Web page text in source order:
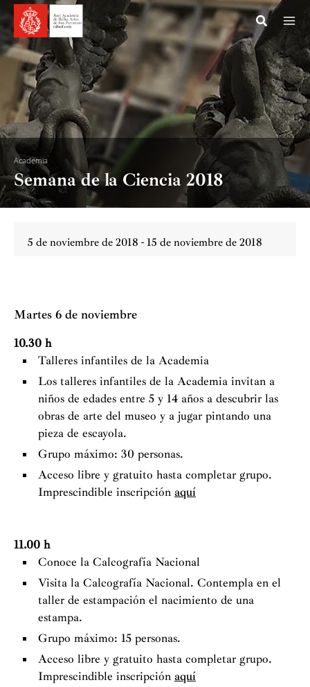
contenido
Academia
Semana de la Ciencia 2018
5 de noviembre de 2018 - 15 de noviembre de 2018
Martes 6 de noviembre
10.30 h
Talleres infantiles de la Academia
Los talleres infantiles de la Academia invitan a
niños de edades entre 5 y 14 años a descubrir las
obras de arte del museo y a jugar pintando una
pieza de escayola.
Grupo máximo: 30 personas.
Acceso libre y gratuito hasta completar grupo.
Imprescindible inscripción aquí
11.00 h
Conoce la Calcografía Nacional
Visita la Calcografía Nacional. Contempla en el
taller de estampación el nacimiento de una
estampa.
Grupo máximo: 15 personas.
Acceso libre y gratuito hasta completar grupo.
Imprescindible inscripción aquí